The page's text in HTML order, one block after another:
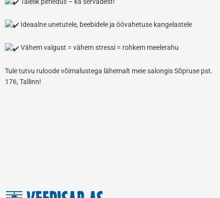
Ideaalne unetutele, beebidele ja öövahetuse kangelastele
Vähem valgust = vähem stressi = rohkem meelerahu
Tule tutvu ruloode võimalustega lähemalt meie salongis Sõpruse pst.
176, Tallinn!